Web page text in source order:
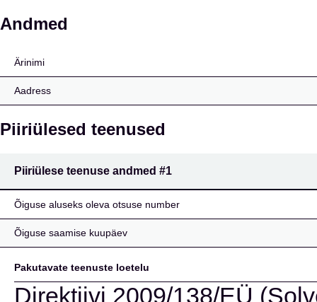
Mannheimer
Andmed
Ärinimi
Aadress
Piiriülesed teenused
Piiriülese teenuse andmed #1
Õiguse aluseks oleva otsuse number
Õiguse saamise kuupäev
Pakutavate teenuste loetelu
Direktiivi 2009/138/EÜ